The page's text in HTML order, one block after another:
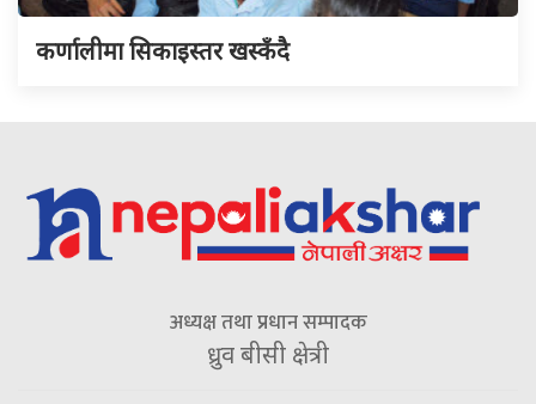
कर्णालीमा सिकाइस्तर खस्कँदै
अध्यक्ष तथा प्रधान सम्पादक
ध्रुव बीसी क्षेत्री